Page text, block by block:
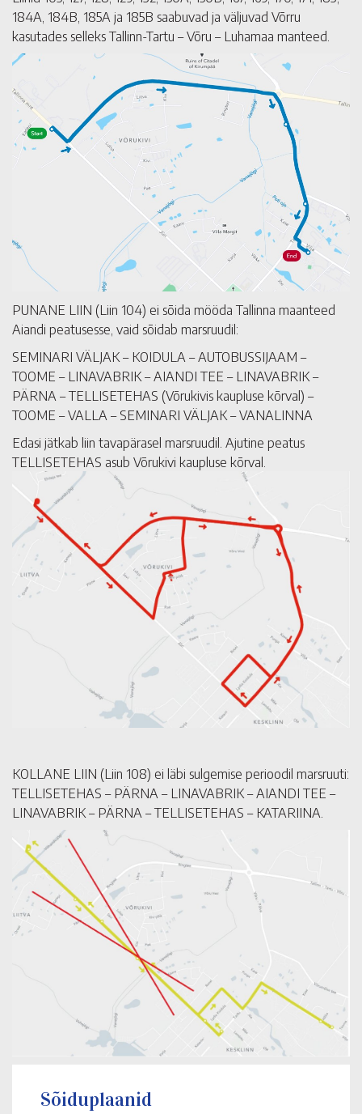
184A, 184B, 185A ja 185B saabuvad ja väljuvad Võrru
kasutades selleks Tallinn-Tartu – Võru – Luhamaa manteed.
PUNANE LIIN (Liin 104) ei sõida mööda Tallinna maanteed
Aiandi peatusesse, vaid sõidab marsruudil:
SEMINARI VÄLJAK – KOIDULA – AUTOBUSSIJAAM –
TOOME – LINAVABRIK – AIANDI TEE – LINAVABRIK –
PÄRNA – TELLISETEHAS (Võrukivis kaupluse kõrval) –
TOOME – VALLA – SEMINARI VÄLJAK – VANALINNA
Edasi jätkab liin tavapärasel marsruudil. Ajutine peatus
TELLISETEHAS asub Võrukivi kaupluse kõrval.
KOLLANE LIIN (Liin 108) ei läbi sulgemise perioodil marsruuti:
TELLISETEHAS – PÄRNA – LINAVABRIK – AIANDI TEE –
LINAVABRIK – PÄRNA – TELLISETEHAS – KATARIINA.
Sõiduplaanid